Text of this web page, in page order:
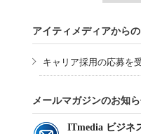
アイティメディアから
キャリア採用の応募を
メールマガジンのお知
ITmedia ビジネ